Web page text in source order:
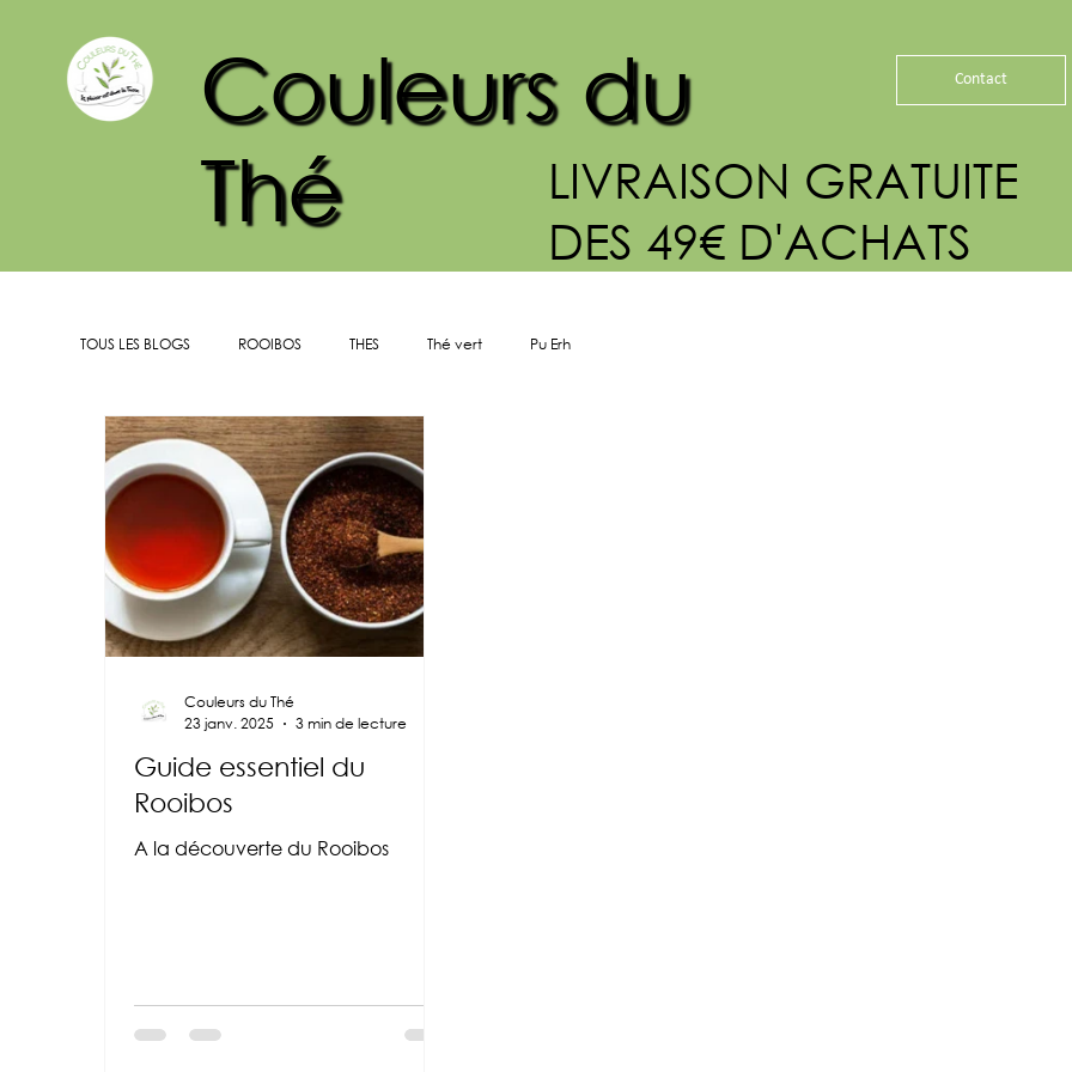
Couleurs du
Thé
LIVRAISON GRATUITE
DES 49€ D'ACHATS
Contact
TOUS LES BLOGS ROOIBOS THES Thé vert Pu Erh
Guide essentiel du
Rooibos
A la découverte du Rooibos
Couleurs du Thé
23 janv. 2025
3 min de lecture